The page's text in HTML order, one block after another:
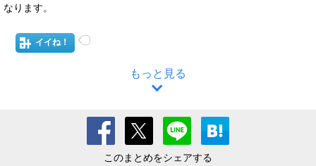
なります。
イイね！
もっと見る
このまとめをシェアする